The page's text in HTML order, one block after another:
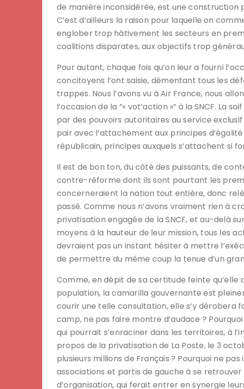
de manière inconsidérée, est une construction
C’est d’ailleurs la raison pour laquelle on
englober trop hâtivement les secteurs en
coalitions disparates, aux objectifs trop
Pour autant, chaque fois qu’on leur a fourni
concitoyens l’ont saisie, démentant tous les
trappes. Nous l’avons vu à Air France, nous
l’occasion de la ”« vot’action »” à la SNCF. La
par des pouvoirs autoritaires au service
pair avec l’attachement aux principes
républicain, principes auxquels s’attachent si
Il est de bon ton, du côté des puissants, de
contre-réforme dont ils sont pourtant les
concerneraient la nation tout entière, donc
passé. Comme nous n’avons vraiment rien à
privatisation engagée de la SNCF, et au-delà
moyens à la hauteur de leur mission, tous les
devraient pas un instant hésiter à mettre
de permettre du même coup la tenue d’un
Comme, en dépit de sa certitude feinte qu’elle
population, la camarilla gouvernante est
courir une telle consultation, elle s’y dérobera
camp, ne pas faire montre d’audace ?
qui pourrait s’enraciner dans les territoires, à
propos de la privatisation de La Poste, le 3
plusieurs millions de Français ? Pourquoi ne
associations et partis de gauche à se retrouver
d’organisation, qui ferait entrer en synergie